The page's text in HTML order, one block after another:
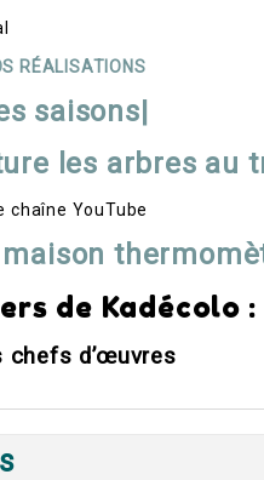
RÉALISATIONS
saisons|
les arbres au
chaîne YouTube
de Kadécolo :
chefs d’œuvres